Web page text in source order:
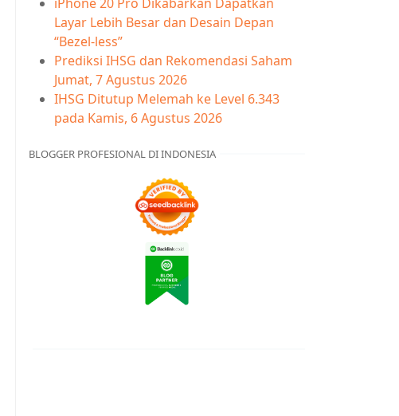
Layar Lebih Besar dan Desain Depan
“Bezel-less”
Prediksi IHSG dan Rekomendasi Saham
Jumat, 7 Agustus 2026
IHSG Ditutup Melemah ke Level 6.343
pada Kamis, 6 Agustus 2026
BLOGGER PROFESIONAL DI INDONESIA